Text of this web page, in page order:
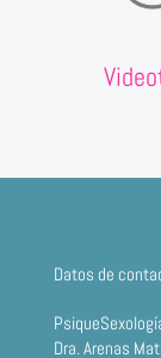
Datos de
Dra. Arenas